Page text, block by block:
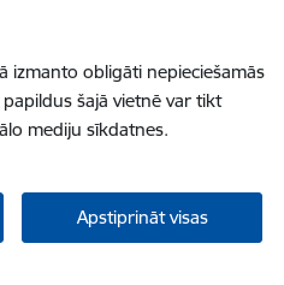
izmanto obligāti nepieciešamās
šajā vietnē var tikt
mediju sīkdatnes.
Apstiprināt visas